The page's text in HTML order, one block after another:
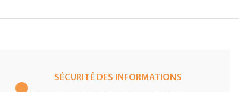
SÉCURITÉ DES INFORMATIONS